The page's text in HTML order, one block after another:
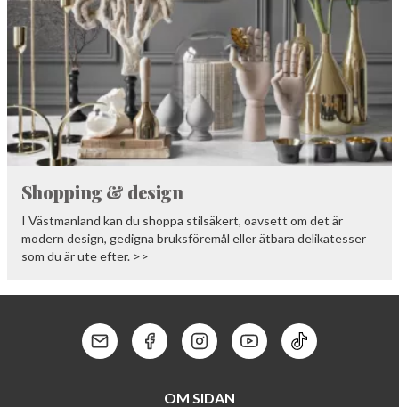
Shopping & design
I Västmanland kan du shoppa stilsäkert, oavsett om det är
modern design, gedigna bruksföremål eller ätbara delikatesser
som du är ute efter. >>
Kontakt: MailKontakt: Facebook
Kontakt: Instagram
Kontakt: Youtube
Kontakt: Tik
OM SIDAN